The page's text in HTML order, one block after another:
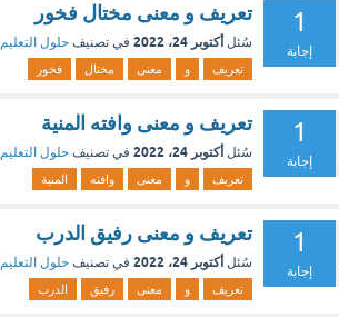
1
إجابة
تعريف و معنى مختال فخور
سُئل أكتوبر 24، 2022 في تصنيف حلول التعليم
تعريف و معنى مختال فخور
1
إجابة
تعريف و معنى وافته المنية
سُئل أكتوبر 24، 2022 في تصنيف حلول التعليم
تعريف و معنى وافته المنية
1
إجابة
تعريف و معنى رفيق الدرب
سُئل أكتوبر 24، 2022 في تصنيف حلول التعليم
تعريف و معنى رفيق الدرب